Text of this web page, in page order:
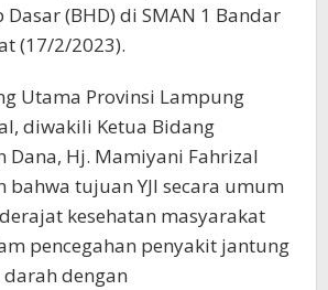
(BHD) di SMAN 1 Bandar
(17/2/2023).
Utama Provinsi Lampung
diwakili Ketua Bidang
Dana, Hj. Mamiyani Fahrizal
bahwa tujuan YJI secara umum
kesehatan masyarakat
pencegahan penyakit jantung
dengan